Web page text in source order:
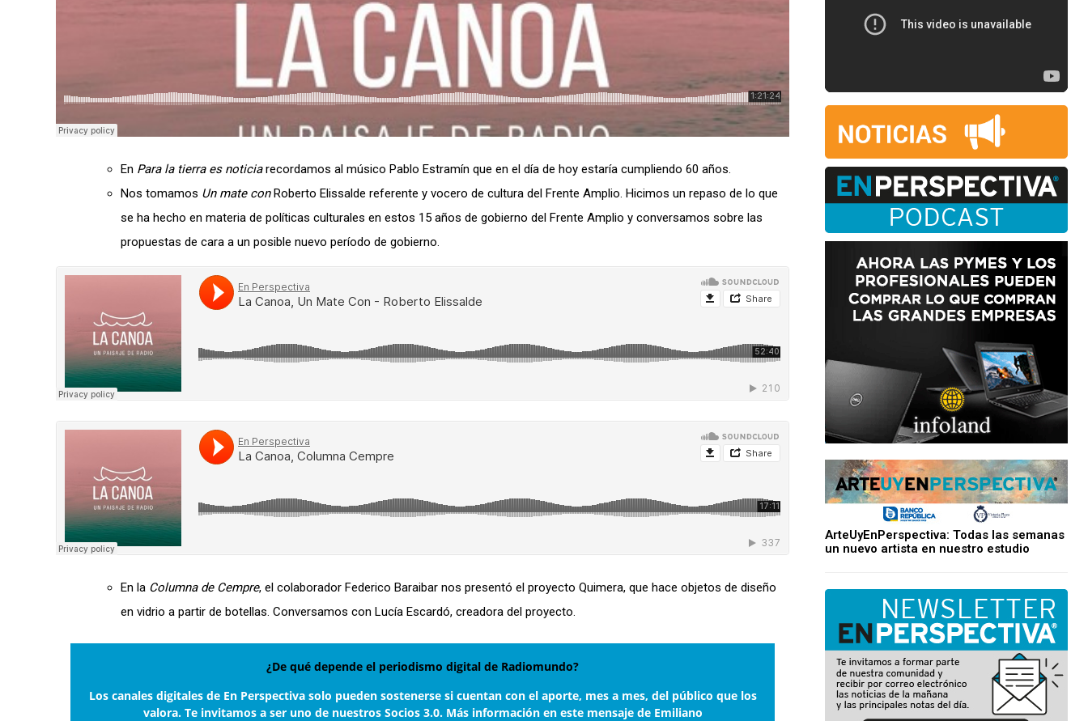
En Para la tierra es noticiarecordamos al músico Pablo Estramín que en el día de hoy estaría cumpliendo 60 años.
Nos tomamos Un mate conRoberto Elissalde referente y vocero de cultura del Frente Amplio. Hicimos un repaso de lo que
se ha hecho en materia de políticas culturales en estos 15 años de gobierno del Frente Amplio y conversamos sobre las
propuestas de cara a un posible nuevo período de gobierno.
En la Columna de Cempre, el colaborador Federico Baraibar nos presentó el proyecto Quimera, que hace objetos de diseño
en vidrio a partir de botellas. Conversamos con Lucía Escardó, creadora del proyecto.
¿De qué depende el periodismo digital de Radiomundo?
Los canales digitales de En Perspectiva solo pueden sostenerse si cuentan con el aporte, mes a mes, del público que los
valora. Te invitamos a ser uno de nuestros Socios 3.0. Más información en este mensaje de Emiliano
ArteUyEnPerspectiva: Todas las semanas
un nuevo artista en nuestro estudio